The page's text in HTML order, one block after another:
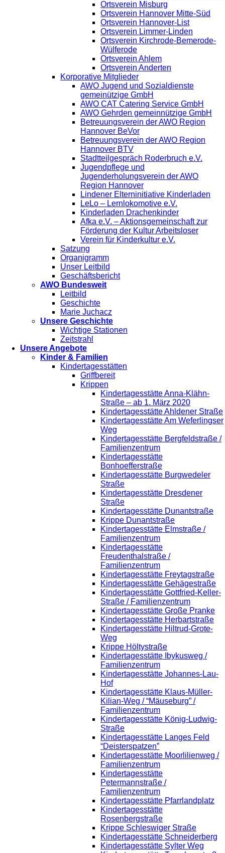
Ortsverein Misburg
Ortsverein Hannover Mitte-Süd
Ortsverein Hannover-List
Ortsverein Limmer-Linden
Ortsverein Kirchrode-Bemerode-
Wülferode
Ortsverein Ahlem
Ortsverein Anderten
Korporative Mitglieder
AWO Jugend und Sozialdienste
gemeinützige GmbH
AWO CAT Catering Service GmbH
AWO Gehrden gemeinnützige GmbH
Betreuungsverein der AWO Region
Hannover BeVor
Betreuungsverein der AWO Region
Hannover BTV
Stadtteilgespräch Roderbruch e.V.
Jugendpflege und
Jugenderholungsverein der AWO
Region Hannover
Lindener Elterninitiative Kinderladen
LeLo – Lernlokomotive e.V.
Kinderladen Drachenkinder
Afka e.V. – Aktionsgemeinschaft zur
Förderung der Kultur Arbeitsloser
Verein für Kinderkultur e.V.
Satzung
Organigramm
Unser Leitbild
Geschäftsbericht
AWO Bundesweit
Leitbild
Geschichte
Marie Juchacz
Unsere Geschichte
Wichtige Stationen
Zeitstrahl
Unsere Angebote
Kinder & Familien
Kindertagesstätten
Griffbereit
Krippen
Kindertagesstätte Anna-Klähn-
Straße – ab 1. März 2020
Kindertagesstätte Ahldener Straße
Kindertagesstätte Am Weferlingser
Weg
Kindertagesstätte Bergfeldstraße /
Familienzentrum
Kindertagesstätte
Bonhoefferstraße
Kindertagesstätte Burgwedeler
Straße
Kindertagesstätte Dresdener
Straße
Kindertagesstätte Dunantstraße
Krippe Dunantstraße
Kindertagesstätte Elmstraße /
Familienzentrum
Kindertagesstätte
Freudenthalstraße /
Familienzentrum
Kindertagesstätte Freytagstraße
Kindertagesstätte Gehägestraße
Kindertagesstätte Gottfried-Keller-
Straße / Familienzentrum
Kindertagesstätte Große Pranke
Kindertagesstätte Herbartstraße
Kindertagesstätte Hiltrud-Grote-
Weg
Krippe Höltystraße
Kindertagesstätte Ibykusweg /
Familienzentrum
Kindertagesstätte Johannes-Lau-
Hof
Kindertagesstätte Klaus-Müller-
Kilian-Weg / “Mäuseburg” /
Familienzentrum
Kindertagesstätte König-Ludwig-
Straße
Kindertagesstätte Langes Feld
“Deisterspatzen”
Kindertagesstätte Moorlilienweg /
Familienzentrum
Kindertagesstätte
Petermannstraße /
Familienzentrum
Kindertagesstätte Pfarrlandplatz
Kindertagesstätte
Rosenbergstraße
Krippe Schleswiger Straße
Kindertagesstätte Schneiderberg
Kindertagesstätte Sylter Weg